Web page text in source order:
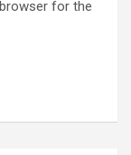
for the